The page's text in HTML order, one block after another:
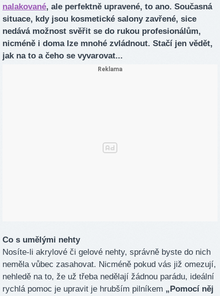
nalakované, ale perfektně upravené, to ano. Současná
situace, kdy jsou kosmetické salony zavřené, sice
nedává možnost svěřit se do rukou profesionálům,
nicméně i doma lze mnohé zvládnout. Stačí jen vědět,
jak na to a čeho se vyvarovat...
Co s umělými nehty
Nosíte-li akrylové či gelové nehty, správně byste do nich
neměla vůbec zasahovat. Nicméně pokud vás již omezují,
nehledě na to, že už třeba nedělají žádnou parádu, ideální
rychlá pomoc je upravit je hrubším pilníkem „Pomocí něj